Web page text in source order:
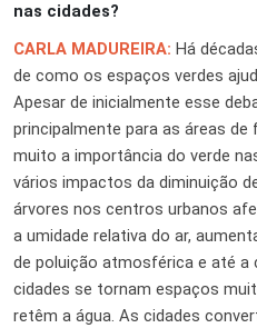
nas cidades?
CARLA MADUREIRA: Há
de como os espaços verdes
Apesar de inicialmente esse
principalmente para as áreas
muito a importância do verde
vários impactos da diminuição
árvores nos centros urbanos
a umidade relativa do ar,
de poluição atmosférica e até a
cidades se tornam espaços
retêm a água. As cidades